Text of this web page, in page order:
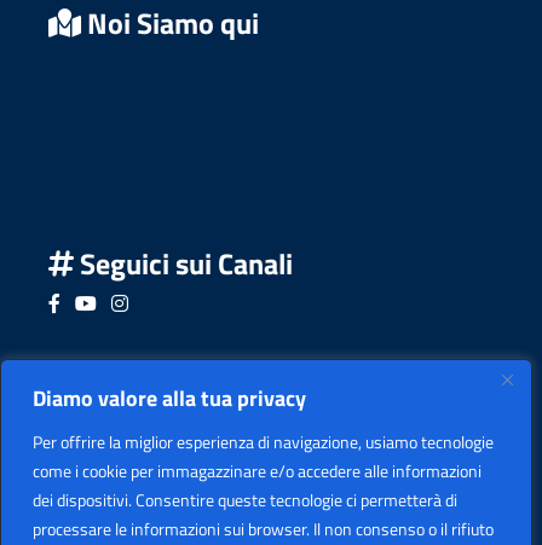
Diamo valore alla tua privacy
Per offrire la miglior esperienza di navigazione, usiamo tecnologie
come i cookie per immagazzinare e/o accedere alle informazioni
dei dispositivi. Consentire queste tecnologie ci permetterà di
processare le informazioni sui browser. Il non consenso o il rifiuto
Noi Siamo qui
Seguici sui Canali
Seguici su Facebook
Seguici su YouTube
Seguici su Instagram